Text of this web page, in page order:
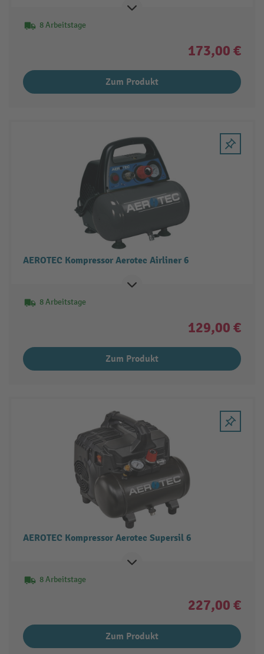
8 Arbeitstage
173,00 €
Zum Produkt
AEROTEC Kompressor Aerotec Airliner 6
8 Arbeitstage
129,00 €
Zum Produkt
AEROTEC Kompressor Aerotec Supersil 6
8 Arbeitstage
227,00 €
Zum Produkt